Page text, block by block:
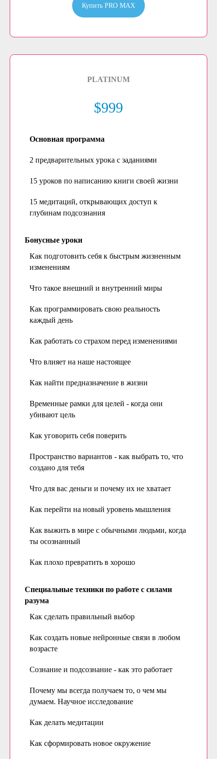
Купить PRO MAX
PLATINUM
$999
Основная программа
2 предварительных урока с заданиями
15 уроков по написанию книги своей жизни
15 медитаций, открывающих доступ к
глубинам подсознания
Бонусные уроки
Как подготовить себя к быстрым жизненным
изменениям
Что такое внешний и внутренний миры
Как программировать свою реальность
каждый день
Как работать со страхом перед изменениями
Что влияет на наше настоящее
Как найти предназначение в жизни
Временные рамки для целей - когда они
убивают цель
Как уговорить себя поверить
Пространство вариантов - как выбрать то, что
создано для тебя
Что для вас деньги и почему их не хватает
Как перейти на новый уровень мышления
Как выжить в мире с обычными людьми, когда
ты осознанный
Как плохо превратить в хорошо
Специальные техники по работе с силами
разума
Как сделать правильный выбор
Как создать новые нейронные связи в любом
возрасте
Сознание и подсознание - как это работает
Почему мы всегда получаем то, о чем мы
думаем. Научное исследование
Как делать медитации
Как сформировать новое окружение